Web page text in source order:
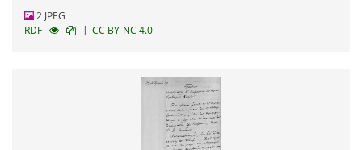
2 JPEG
RDF
| CC BY-NC 4.0